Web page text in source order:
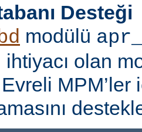
Desteği
modülü
ihtiyacı olan
MPM’ler